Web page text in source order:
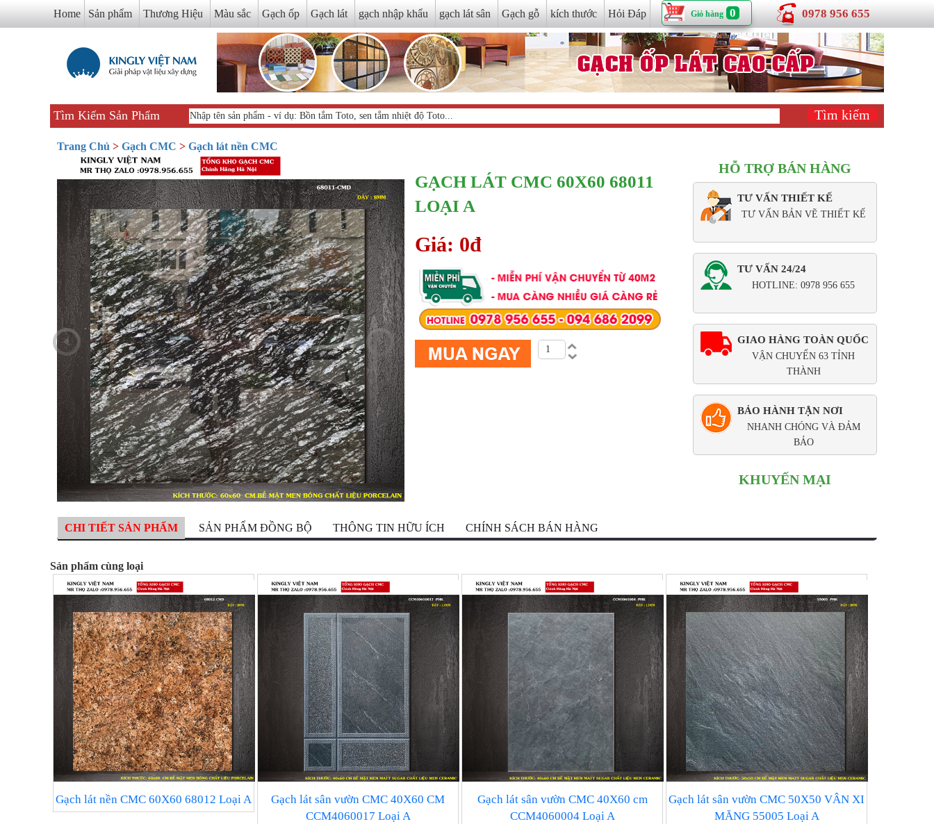
Home Sản phẩm Thương Hiệu Màu sắc Gạch ốp Gạch lát gạch nhập khẩu gạch lát sân Gạch gỗ kích thước Hỏi Đáp Giỏ hàng 0 0978 956 655
Tìm Kiếm Sản Phẩm
Trang Chủ > Gạch CMC > Gạch lát nền CMC
GẠCH LÁT CMC 60X60 68011
LOẠI A
Giá: 0đ
HỖ TRỢ BÁN HÀNG
TƯ VẤN THIẾT KẾ
TƯ VẤN BẢN VẼ THIẾT KẾ
TƯ VẤN 24/24
HOTLINE: 0978 956 655
GIAO HÀNG TOÀN QUỐC
VẬN CHUYỂN 63 TỈNH
THÀNH
BẢO HÀNH TẬN NƠI
NHANH CHÓNG VÀ ĐẢM
BẢO
KHUYẾN MẠI
CHI TIẾT SẢN PHẨM SẢN PHẨM ĐỒNG BỘ THÔNG TIN HỮU ÍCH CHÍNH SÁCH BÁN HÀNG
Sản phẩm cùng loại
Gạch lát nền CMC 60X60 68012 Loại A
Gạch lát sân vườn CMC 40X60 CM
CCM4060017 Loại A
Gạch lát sân vườn CMC 40X60 cm
CCM4060004 Loại A
Gạch lát sân vườn CMC 50X50 VÂN XI
MĂNG 55005 Loại A